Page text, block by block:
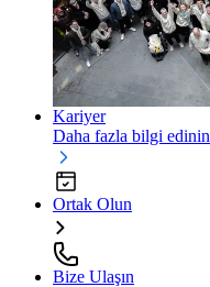
Kariyer
Daha fazla bilgi edinin
Ortak Olun
Bize Ulaşın